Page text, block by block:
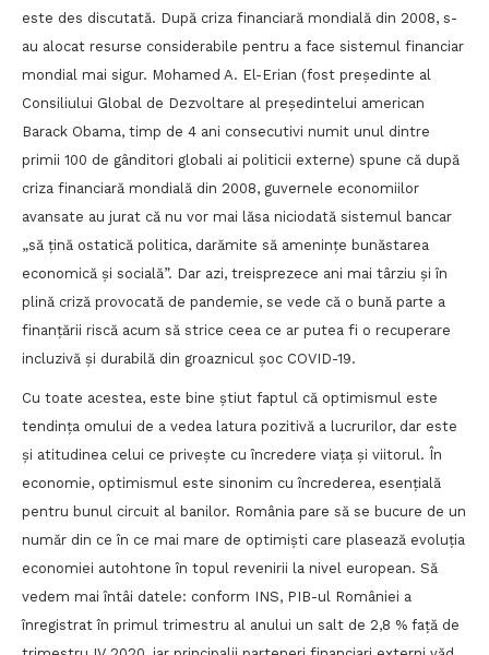
este des discutată. După criza financiară mondială din 2008, s-
au alocat resurse considerabile pentru a face sistemul financiar
mondial mai sigur. Mohamed A. El-Erian (fost președinte al
Consiliului Global de Dezvoltare al președintelui american
Barack Obama, timp de 4 ani consecutivi numit unul dintre
primii 100 de gânditori globali ai politicii externe) spune că după
criza financiară mondială din 2008, guvernele economiilor
avansate au jurat că nu vor mai lăsa niciodată sistemul bancar
„să țină ostatică politica, darămite să amenințe bunăstarea
economică și socială”. Dar azi, treisprezece ani mai târziu și în
plină criză provocată de pandemie, se vede că o bună parte a
finanțării riscă acum să strice ceea ce ar putea fi o recuperare
incluzivă și durabilă din groaznicul șoc COVID-19.
Cu toate acestea, este bine știut faptul că optimismul este
tendința omului de a vedea latura pozitivă a lucrurilor, dar este
și atitudinea celui ce privește cu încredere viața și viitorul. În
economie, optimismul este sinonim cu încrederea, esențială
pentru bunul circuit al banilor. România pare să se bucure de un
număr din ce în ce mai mare de optimiști care plasează evoluția
economiei autohtone în topul revenirii la nivel european. Să
vedem mai întâi datele: conform INS, PIB-ul României a
înregistrat în primul trimestru al anului un salt de 2,8 % față de